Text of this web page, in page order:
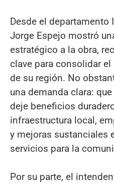
Desde el departamento
Jorge Espejo mostró
estratégico a la obra,
clave para consolidar
de su región. No
una demanda clara:
deje beneficios
infraestructura local,
y mejoras sustanciales
servicios para la
Por su parte, el